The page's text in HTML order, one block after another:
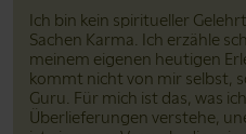
Ich bin kein spiritueller
Sachen Karma. Ich erzähle
meinem eigenen heutigen
kommt nicht von mir selbst,
Guru. Für mich ist das, was
Überlieferungen verstehe,